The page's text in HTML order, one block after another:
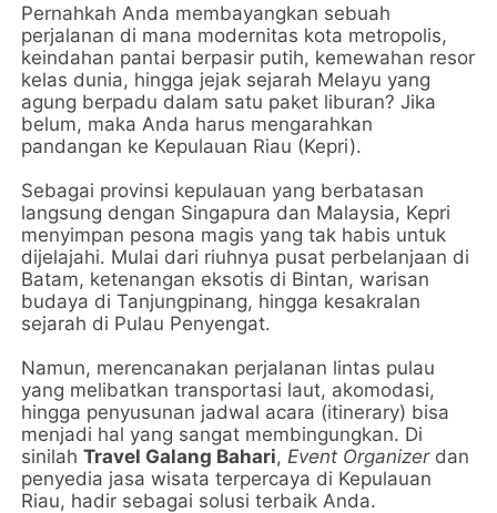
Pernahkah Anda membayangkan sebuah
perjalanan di mana modernitas kota metropolis,
keindahan pantai berpasir putih, kemewahan resor
kelas dunia, hingga jejak sejarah Melayu yang
agung berpadu dalam satu paket liburan? Jika
belum, maka Anda harus mengarahkan
pandangan ke Kepulauan Riau (Kepri).
Sebagai provinsi kepulauan yang berbatasan
langsung dengan Singapura dan Malaysia, Kepri
menyimpan pesona magis yang tak habis untuk
dijelajahi. Mulai dari riuhnya pusat perbelanjaan di
Batam, ketenangan eksotis di Bintan, warisan
budaya di Tanjungpinang, hingga kesakralan
sejarah di Pulau Penyengat.
Namun, merencanakan perjalanan lintas pulau
yang melibatkan transportasi laut, akomodasi,
hingga penyusunan jadwal acara (itinerary) bisa
menjadi hal yang sangat membingungkan. Di
sinilahTravel Galang Bahari, Event Organizerdan
penyedia jasa wisata terpercaya di Kepulauan
Riau, hadir sebagai solusi terbaik Anda.